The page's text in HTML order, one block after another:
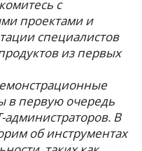
с
проектами и
специалистов
из первых
в первую очередь
В
об инструментах